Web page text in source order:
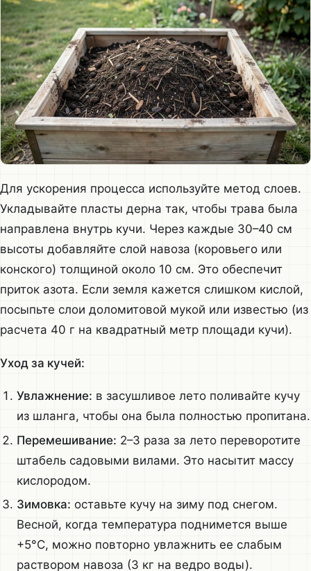
Для ускорения процесса используйте метод слоев.
Укладывайте пласты дерна так, чтобы трава была
направлена внутрь кучи. Через каждые 30–40 см
высоты добавляйте слой навоза (коровьего или
конского) толщиной около 10 см. Это обеспечит
приток азота. Если земля кажется слишком кислой,
посыпьте слои доломитовой мукой или известью (из
расчета 40 г на квадратный метр площади кучи).
Уход за кучей:
Увлажнение: в засушливое лето поливайте кучу
из шланга, чтобы она была полностью пропитана.
Перемешивание: 2–3 раза за лето переворотите
штабель садовыми вилами. Это насытит массу
кислородом.
Зимовка: оставьте кучу на зиму под снегом.
Весной, когда температура поднимется выше
+5°C, можно повторно увлажнить ее слабым
раствором навоза (3 кг на ведро воды).